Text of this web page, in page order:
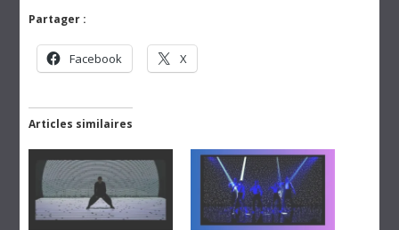
Partager :
Facebook X
Articles similaires